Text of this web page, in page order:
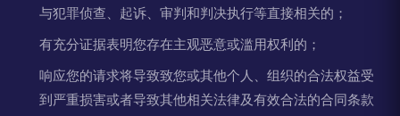
与犯罪侦查、起诉、审判和判决执行等直接相关的；
有充分证据表明您存在主观恶意或滥用权利的；
响应您的请求将导致致您或其他个人、组织的合法权益受
到严重损害或者导致其他相关法律及有效合法的合同条款